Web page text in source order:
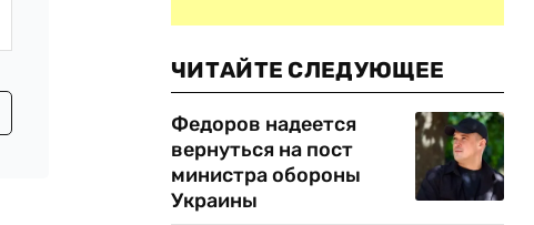
ЧИТАЙТЕ СЛЕДУЮЩЕЕ
Федоров надеется
вернуться на пост
министра обороны
Украины